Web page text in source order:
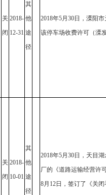
关
闭
2018-
12-31
其
他
途
径
2018年5月30日，溧阳
该停车场收费许可（溧
关
闭
2018-
10-01
其
他
途
径
2018年5月30日，天目
厂的《道路运输经营许
8月12日，签订了《关